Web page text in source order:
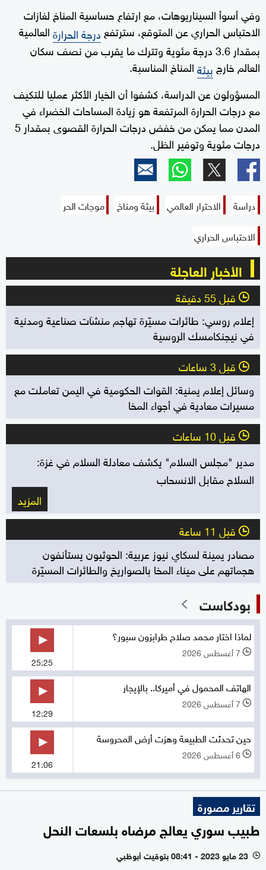
وفي أسوأ السيناريوهات، مع ارتفاع حساسية المناخ لغازات
الاحتباس الحراري عن المتوقع، سترتفعدرجة الحرارةالعالمية
بمقدار 3.6 درجة مئوية وتترك ما يقرب من نصف سكان
العالم خارج بيئةالمناخ المناسبة.
المسؤولون عن الدراسة، كشفوا أن الخيار الأكثر عمليا للتكيف
مع درجات الحرارة المرتفعة هو زيادة المساحات الخضراء في
المدن مما يمكن من خفض درجات الحرارة القصوى بمقدار 5
درجات مئوية وتوفير الظل.
دراسة الاحترار العالمي بيئة ومناخ
موجات الحر
الاحتباس الحراري
الأخبار العاجلة
l قبل 55 دقيقة
إعلام روسي: طائرات مسيّرة تهاجم منشآت صناعية ومدنية
في نيجنكامسك الروسية
l قبل 3 ساعات
وسائل إعلام يمنية: القوات الحكومية في اليمن تعاملت مع
مسيرات معادية في أجواء المخا
l قبل 10 ساعات
مدير "مجلس السلام" يكشف معادلة السلام في غزة:
السلاح مقابل الانسحاب
المزيد
l قبل 11 ساعة
مصادر يمينة لسكاي نيوز عربية: الحوثيون يستأنفون
هجماتهم على ميناء المخا بالصواريخ والطائرات المسيّرة
بودكاست
لماذا اختار محمد صلاح طرابزون سبور؟
l 7 أغسطس 2026
25:25
الهاتف المحمول في أميركا.. بالإيجار
l 7 أغسطس 2026
12:29
حين تحدثت الطبيعة وهزت أرض المحروسة
l 6 أغسطس 2026
21:06
تقارير مصورة
طبيب سوري يعالج مرضاه بلسعات النحل
l 23 مايو 2023 - 08:41 بتوقيت أبوظبي